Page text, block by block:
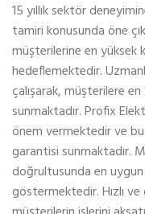
15 yıllık sektör
tamiri konusunda öne
müşterilerine en yüksek
hedeflemektedir.
çalışarak, müşterilere
sunmaktadır. Profix
önem vermektedir ve
garantisi sunmaktadır.
doğrultusunda en
göstermektedir. Hızlı